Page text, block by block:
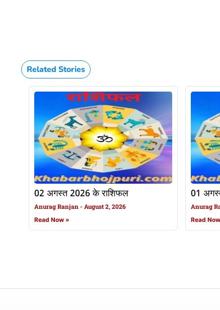
Related Stories
02 अगस्त 2026 के राशिफल
Anurag Ranjan August 2, 2026
Read Now »
01
Anurag
Read